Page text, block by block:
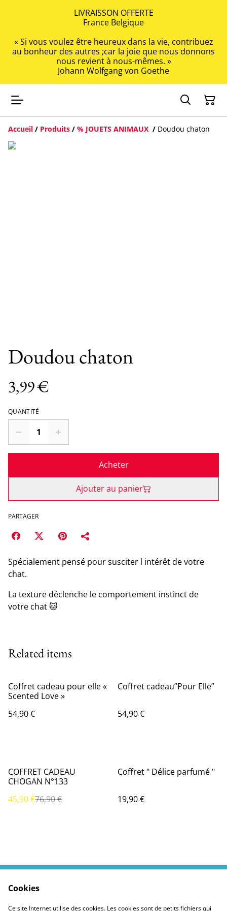
LIVRAISSON OFFERTE
France Belgique
« Si vous voulez être heureux dans la vie, contribuez
au bonheur des autres ;car la joie que nous donnons
nous revient à nous-mêmes. »
Johann Wolfgang von Goethe
Accueil / Produits / % JOUETS ANIMAUX / Doudou chaton
Doudou chaton
3,99 €
QUANTITÉ
Acheter
Ajouter au panier
PARTAGER
Spécialement pensé pour susciter l intérêt de votre
chat.
La texture déclenche le comportement instinct de
votre chat 🐱
Related items
Coffret cadeau pour elle «
Scented Love »
54,90 €
Coffret cadeau”Pour Elle”
54,90 €
%
COFFRET CADEAU
CHOGAN N°133
45,90 €76,90 €
Coffret " Délice parfumé "
19,90 €
Politiques Site
Confidentialité des
Cookies
Ce site Internet utilise des cookies. Les cookies sont de petits fichiers qui